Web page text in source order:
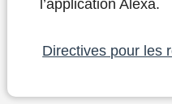
l’application Alexa.
Directives pour les